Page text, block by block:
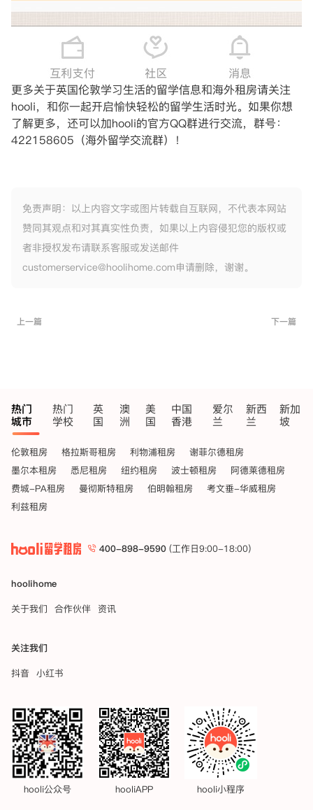
更多关于英国伦敦学习生活的留学信息和海外租房请关注
hooli，和你一起开启愉快轻松的留学生活时光。如果你想
了解更多，还可以加hooli的官方QQ群进行交流，群号：
422158605（海外留学交流群）！
免责声明：以上内容文字或图片转载自互联网，不代表本网站
赞同其观点和对其真实性负责，如果以上内容侵犯您的版权或
者非授权发布请联系客服或发送邮件
customerservice@hoolihome.com申请删除，谢谢。
上一篇 下一篇
热门
城市
热门
学校
英
国
澳
洲
美
国
中国
香港
爱尔
兰
新西
兰
新加
坡
伦敦租房 格拉斯哥租房 利物浦租房
谢菲尔德租房
墨尔本租房
悉尼租房 纽约租房 波士顿租房
阿德莱德租房
费城-PA租房
曼彻斯特租房 伯明翰租房
考文垂-华威租房
利兹租房
400-898-9590 (工作日9:00-18:00)
hoolihome
关于我们
合作伙伴 资讯
关注我们
抖音
小红书
hooli公众号 hooliAPP hooli小程序